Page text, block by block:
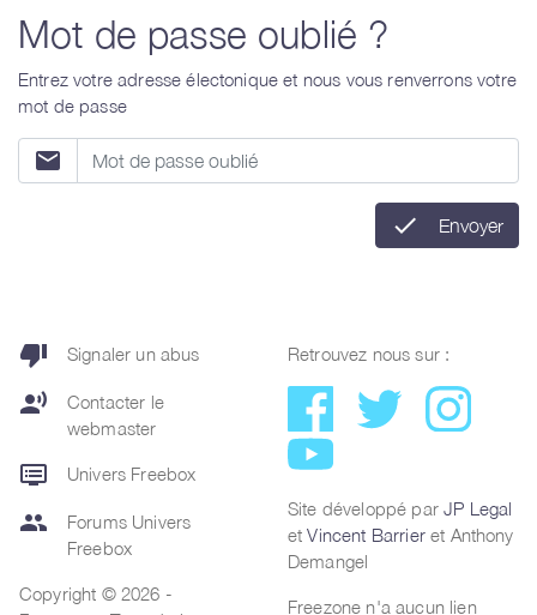
Mot de passe oublié ?
Entrez votre adresse électonique et nous vous renverrons votre
mot de passe
email
check Envoyer
thumb_down Signaler un abus
record_voice_over
Contacter le
webmaster
dvr Univers Freebox
group
Forums Univers
Freebox
Copyright © 2026 -
Retrouvez nous sur :
Site développé parJP Legal
etVincent Barrieret Anthony
Demangel
Freezone n'a aucun lien